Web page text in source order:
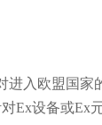
进入欧盟国
证的产品，才可以在欧盟